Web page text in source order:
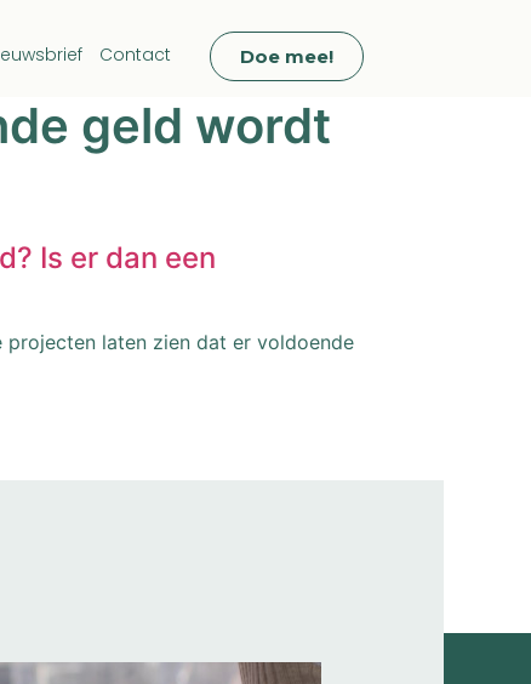
Contact Doe mee!
geld wordt
Is er dan een
laten zien dat er voldoende